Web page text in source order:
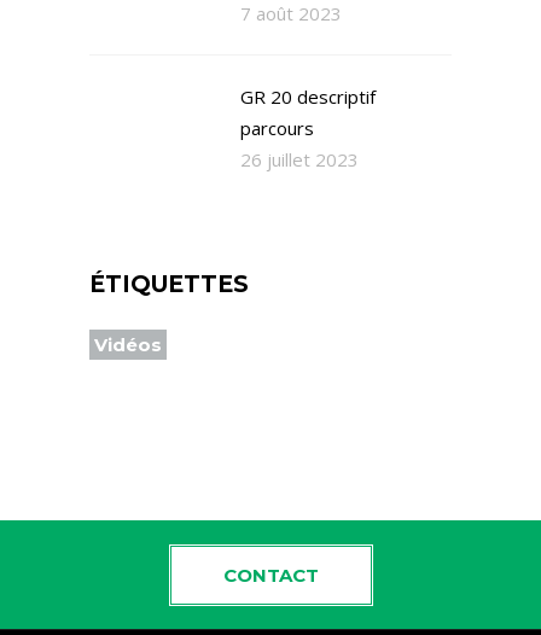
7 août 2023
GR 20 descriptif
parcours
26 juillet 2023
ÉTIQUETTES
Vidéos
CONTACT